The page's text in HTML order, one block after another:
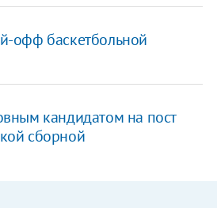
офф баскетбольной
кандидатом на пост
сборной